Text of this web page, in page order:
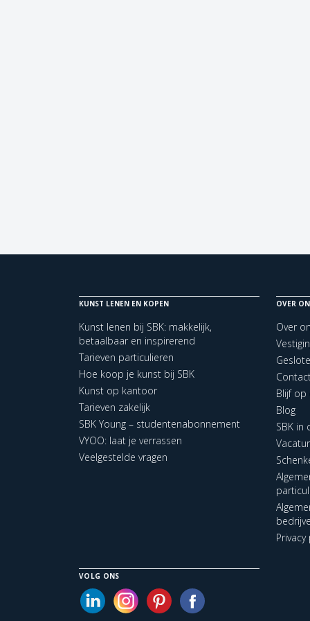
KUNST LENEN EN KOPEN
Kunst lenen bij SBK: makkelijk,
betaalbaar en inspirerend
Tarieven particulieren
Hoe koop je kunst bij SBK
Kunst op kantoor
Tarieven zakelijk
SBK Young – studentenabonnement
VYOO: laat je verrassen
Veelgestelde vragen
OVER
Over
Blijf op
Blog
SBK in
VOLG ONS